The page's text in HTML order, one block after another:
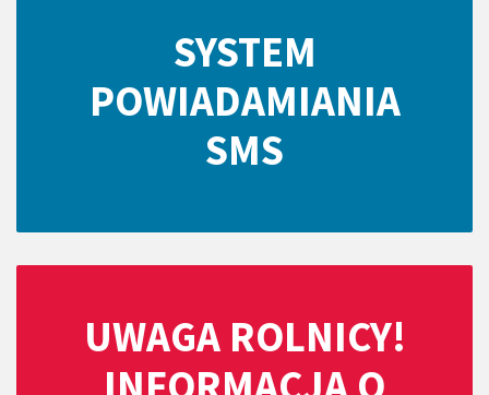
SYSTEM
POWIADAMIANIA
SMS
UWAGA ROLNICY!